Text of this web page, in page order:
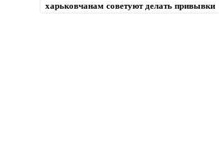
харьковчанам советуют делать привывки